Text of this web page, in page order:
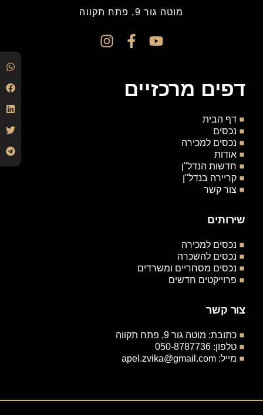
מוטה גור 9, פתח תקווה
דפים מרכזיים
דף הבית
נכסים
נכסים למכירה
אודות
חדשות הנדל"ן
קריירה בנדל"ן
צור קשר
שירותים
נכסים למכירה
נכסים להשכרה
נכסים מסחריים ומשרדים
פרוייקטים חדשים
צור קשר
כתובת: מוטה גור 9, פתח תקווה
טלפון: 050-8787736
מייל: apel.zvika@gmail.com